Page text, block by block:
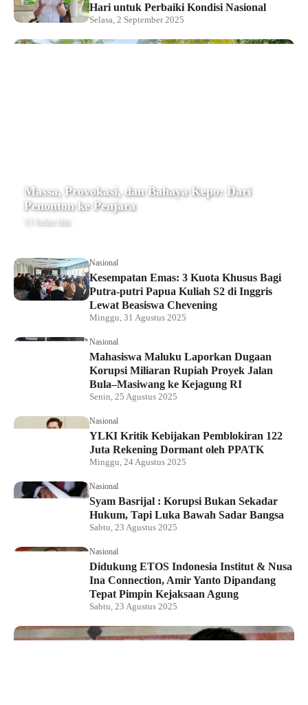
Hari untuk Perbaiki Kondisi Nasional
Selasa, 2 September 2025
Massa, Provokasi, dan Bahaya Kepo: Dari
Penonton ke Penjara
11 bulan lalu
Nasional
Kesempatan Emas: 3 Kuota Khusus Bagi
Putra-putri Papua Kuliah S2 di Inggris
Lewat Beasiswa Chevening
Minggu, 31 Agustus 2025
Nasional
Mahasiswa Maluku Laporkan Dugaan
Korupsi Miliaran Rupiah Proyek Jalan
Bula–Masiwang ke Kejagung RI
Senin, 25 Agustus 2025
Nasional
YLKI Kritik Kebijakan Pemblokiran 122
Juta Rekening Dormant oleh PPATK
Minggu, 24 Agustus 2025
Nasional
Syam Basrijal : Korupsi Bukan Sekadar
Hukum, Tapi Luka Bawah Sadar Bangsa
Sabtu, 23 Agustus 2025
Nasional
Didukung ETOS Indonesia Institut & Nusa
Ina Connection, Amir Yanto Dipandang
Tepat Pimpin Kejaksaan Agung
Sabtu, 23 Agustus 2025